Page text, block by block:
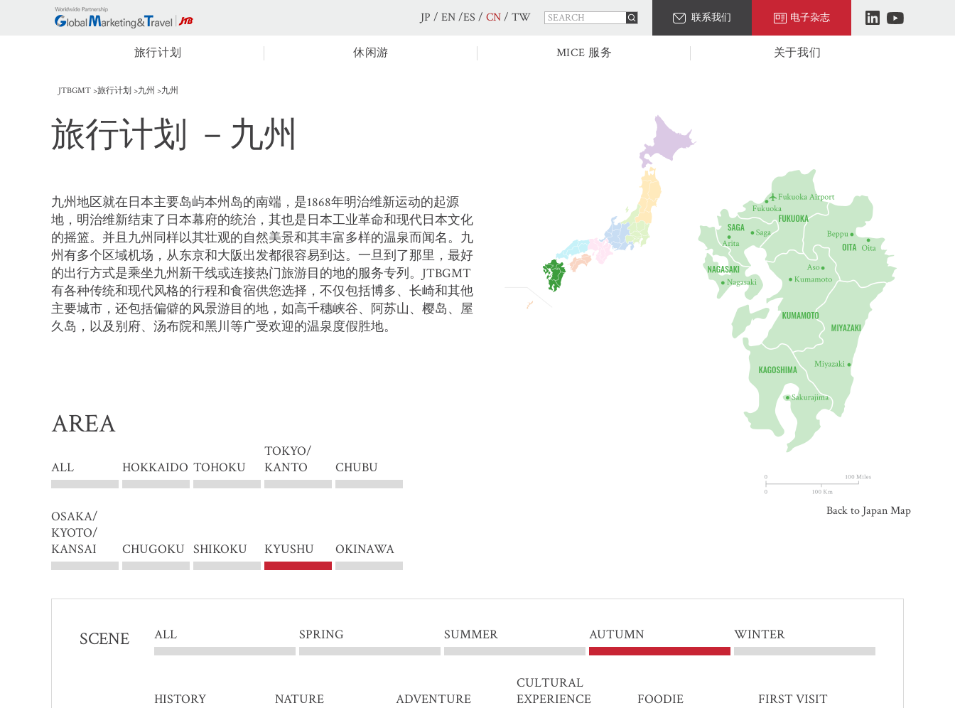
JP / EN/ES / CN/ TW 联系我们 电子杂志
旅行计划 休闲游 MICE 服务 关于我们
JTBGMT 旅行计划 九州 九州
旅行计划 －九州
Back to Japan Map
九州地区就在日本主要岛屿本州岛的南端，是1868年明治维新运动的起源
地，明治维新结束了日本幕府的统治，其也是日本工业革命和现代日本文化
的摇篮。并且九州同样以其壮观的自然美景和其丰富多样的温泉而闻名。九
州有多个区域机场，从东京和大阪出发都很容易到达。一旦到了那里，最好
的出行方式是乘坐九州新干线或连接热门旅游目的地的服务专列。JTBGMT
有各种传统和现代风格的行程和食宿供您选择，不仅包括博多、长崎和其他
主要城市，还包括偏僻的风景游目的地，如高千穗峡谷、阿苏山、樱岛、屋
久岛，以及别府、汤布院和黑川等广受欢迎的温泉度假胜地。
AREA
ALL HOKKAIDO TOHOKU
TOKYO/
KANTO
CHUBU
OSAKA/
KYOTO/
KANSAI
CHUGOKU SHIKOKU KYUSHU OKINAWA
SCENE ALL SPRING SUMMER AUTUMN WINTER
HISTORY NATURE ADVENTURE
CULTURAL
EXPERIENCE
FOODIE FIRST VISIT